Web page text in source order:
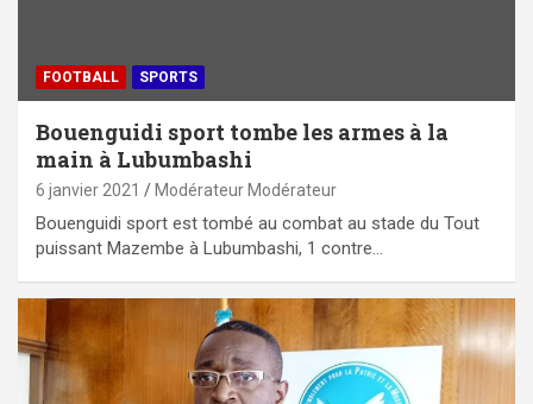
FOOTBALL SPORTS
Bouenguidi sport tombe les armes à la
main à Lubumbashi
6 janvier 2021 Modérateur Modérateur
Bouenguidi sport est tombé au combat au stade du Tout
puissant Mazembe à Lubumbashi, 1 contre…